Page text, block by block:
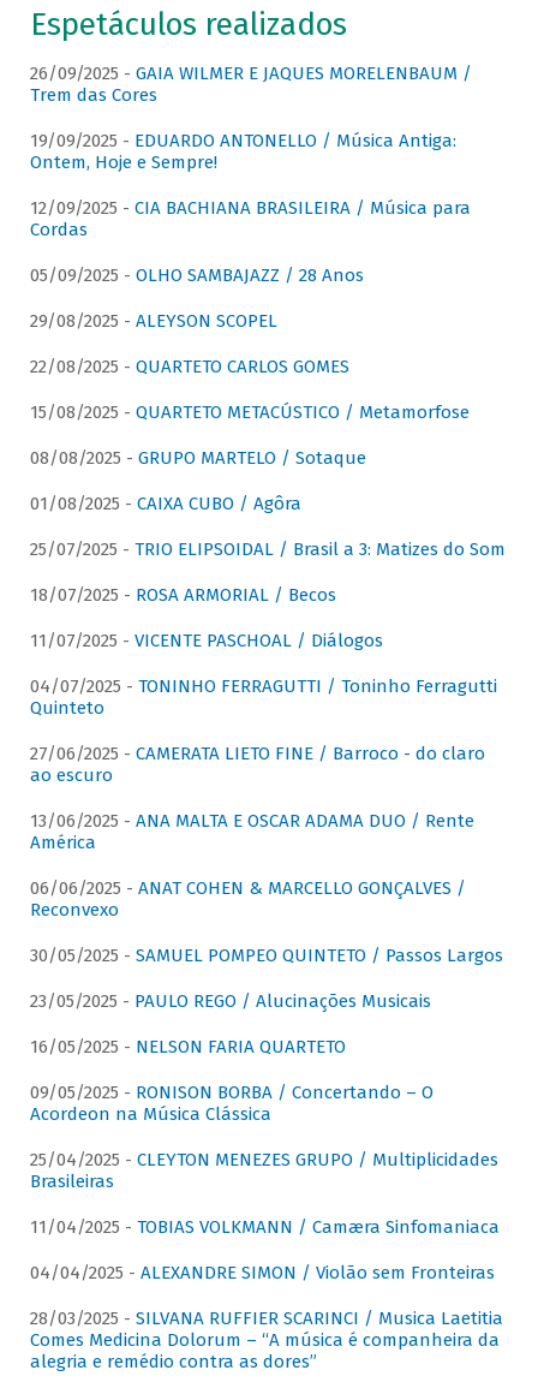
Espetáculos realizados
26/09/2025 - GAIA WILMER E JAQUES MORELENBAUM /
Trem das Cores
19/09/2025 - EDUARDO ANTONELLO / Música Antiga:
Ontem, Hoje e Sempre!
12/09/2025 - CIA BACHIANA BRASILEIRA / Música para
Cordas
05/09/2025 - OLHO SAMBAJAZZ / 28 Anos
29/08/2025 - ALEYSON SCOPEL
22/08/2025 - QUARTETO CARLOS GOMES
15/08/2025 - QUARTETO METACÚSTICO / Metamorfose
08/08/2025 - GRUPO MARTELO / Sotaque
01/08/2025 - CAIXA CUBO / Agôra
25/07/2025 - TRIO ELIPSOIDAL / Brasil a 3: Matizes do Som
18/07/2025 - ROSA ARMORIAL / Becos
11/07/2025 - VICENTE PASCHOAL / Diálogos
04/07/2025 - TONINHO FERRAGUTTI / Toninho Ferragutti
Quinteto
27/06/2025 - CAMERATA LIETO FINE / Barroco - do claro
ao escuro
13/06/2025 - ANA MALTA E OSCAR ADAMA DUO / Rente
América
06/06/2025 - ANAT COHEN & MARCELLO GONÇALVES /
Reconvexo
30/05/2025 - SAMUEL POMPEO QUINTETO / Passos Largos
23/05/2025 - PAULO REGO / Alucinações Musicais
16/05/2025 - NELSON FARIA QUARTETO
09/05/2025 - RONISON BORBA / Concertando – O
Acordeon na Música Clássica
25/04/2025 - CLEYTON MENEZES GRUPO / Multiplicidades
Brasileiras
11/04/2025 - TOBIAS VOLKMANN / Camæra Sinfomaniaca
04/04/2025 - ALEXANDRE SIMON / Violão sem Fronteiras
28/03/2025 - SILVANA RUFFIER SCARINCI / Musica Laetitia
Comes Medicina Dolorum – “A música é companheira da
alegria e remédio contra as dores”